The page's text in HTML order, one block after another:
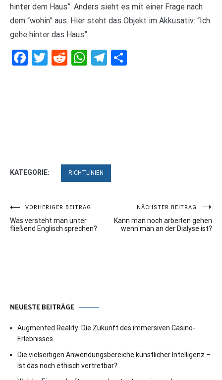
hinter dem Haus”. Anders sieht es mit einer Frage nach
dem “wohin” aus. Hier steht das Objekt im Akkusativ: “Ich
gehe hinter das Haus”.
Facebook
Twitter
RedditWhatsApp
Telegram
KATEGORIE: RICHTLINIEN
Beitragsnavigation
VORHERIGER BEITRAG
Was versteht man unter
fließend Englisch sprechen?
NÄCHSTER BEITRAG
Kann man noch arbeiten gehen
wenn man an der Dialyse ist?
NEUESTE BEITRÄGE
Augmented Reality: Die Zukunft des immersiven Casino-
Erlebnisses
Die vielseitigen Anwendungsbereiche künstlicher Intelligenz –
Ist das noch ethisch vertretbar?